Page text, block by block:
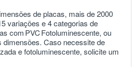
de placas, mais de 2000
variações e 4 categorias de
comPVCFotoluminescente, ou
dimensões. Caso necessite de
e fotoluminescente, solicite um